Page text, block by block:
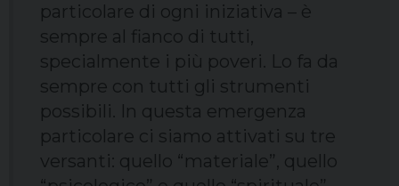
particolare di ogni iniziativa – è
sempre al fianco di tutti,
specialmente i più poveri. Lo fa da
sempre con tutti gli strumenti
possibili. In questa emergenza
particolare ci siamo attivati su tre
versanti: quello “materiale”, quello